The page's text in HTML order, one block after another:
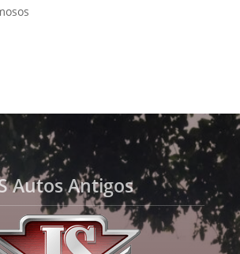
Autos Antigos